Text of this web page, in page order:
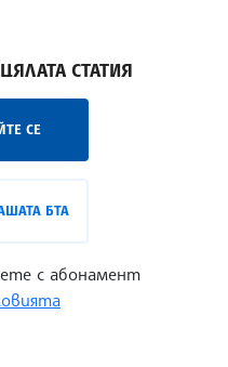
СТАТИЯ
СЕ
БТА
с абонамент